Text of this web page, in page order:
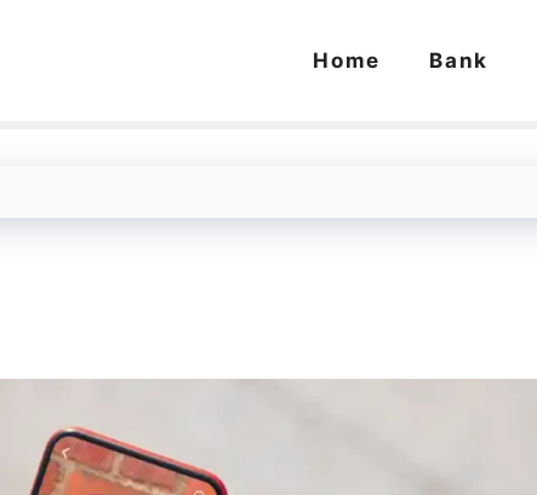
Home Bank